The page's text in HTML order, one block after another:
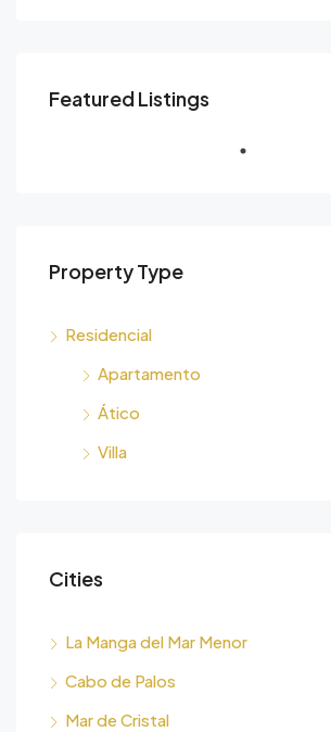
Featured Listings
Property Type
Residencial
Apartamento
Ático
Villa
Cities
La Manga del Mar Menor
Cabo de Palos
Mar de Cristal